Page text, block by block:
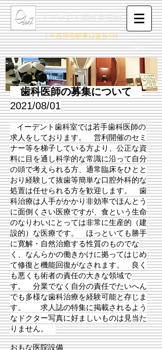
イーデント歯科室旧館
ＪＲ吉祥寺駅東口徒歩1分
menu
歯科医師の募集について
2021/08/01
イーデント歯科室では若手歯科医師の
求人をしております。 営利 開催のセミ
ナー等を梯子している方より、公正な資
料に目を通し科学的な常識に沿って自分
の頭で考えられる方、通常臨床をひとと
おり経験して抜歯等簡単な口腔外科的な
処置は任せられる方を歓迎します。 歯
科治療は人手がかかり非効率でほんとう
に面倒くさい医療ですが、食という生命
のなりわいにとっては非常に生産的（建
設的）な医療です。 ほっといても勝手
に寛解・自然治癒する性質のものでな
く、なんらかの働きかけに拠ってはじめ
て修復と機能回復がなされます。 良く
も悪くも術者の責任の大きな領域で
す。 分業でなく 自分の責任でたいへん
でも多様な歯科治療を経験可能と存じま
す。 求人誌の特集に掲載されるよう
なドクター写真に好ましいものは見当た
りません。
おもな医院設備